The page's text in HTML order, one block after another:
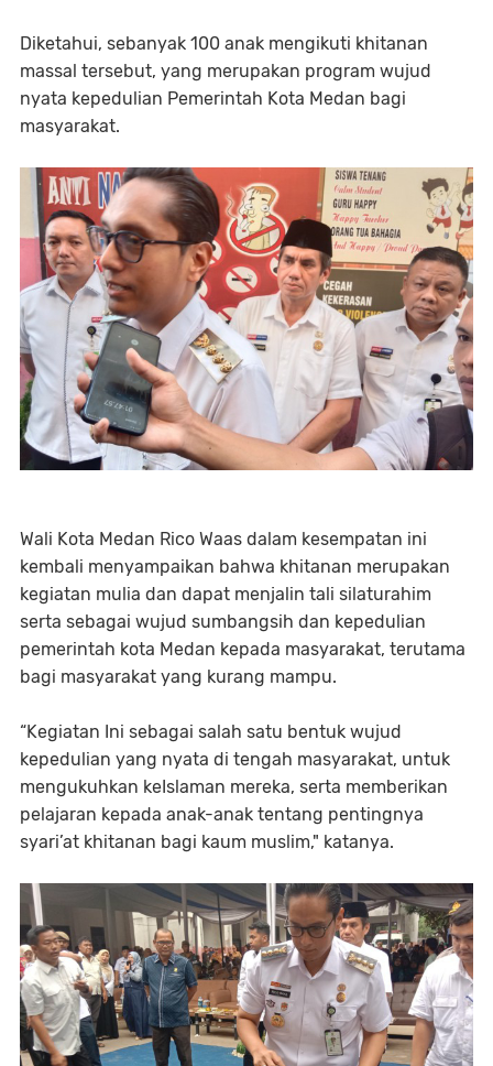
Diketahui, sebanyak 100 anak mengikuti khitanan
massal tersebut, yang merupakan program wujud
nyata kepedulian Pemerintah Kota Medan bagi
masyarakat.
Wali Kota Medan Rico Waas dalam kesempatan ini
kembali menyampaikan bahwa khitanan merupakan
kegiatan mulia dan dapat menjalin tali silaturahim
serta sebagai wujud sumbangsih dan kepedulian
pemerintah kota Medan kepada masyarakat, terutama
bagi masyarakat yang kurang mampu.
“Kegiatan Ini sebagai salah satu bentuk wujud
kepedulian yang nyata di tengah masyarakat, untuk
mengukuhkan keIslaman mereka, serta memberikan
pelajaran kepada anak-anak tentang pentingnya
syari’at khitanan bagi kaum muslim," katanya.